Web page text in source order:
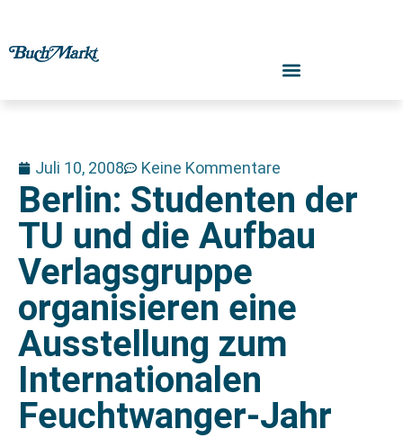
Juli 10, 2008 Keine Kommentare
Berlin: Studenten der
TU und die Aufbau
Verlagsgruppe
organisieren eine
Ausstellung zum
Internationalen
Feuchtwanger-Jahr